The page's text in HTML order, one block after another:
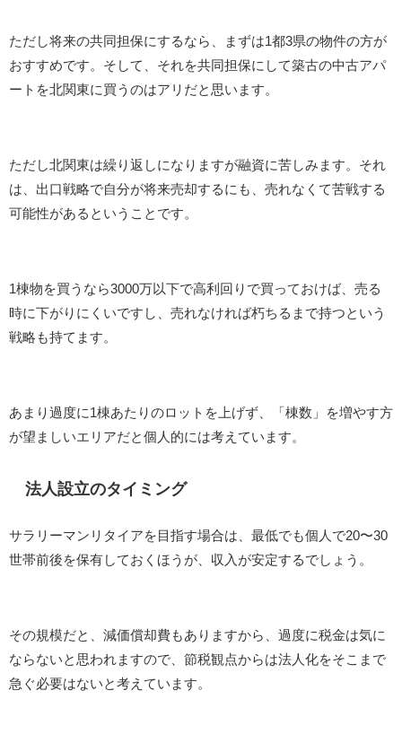
ただし将来の共同担保にするなら、まずは1都3県の物件の方が
おすすめです。そして、それを共同担保にして築古の中古アパ
ートを北関東に買うのはアリだと思います。
ただし北関東は繰り返しになりますが融資に苦しみます。それ
は、出口戦略で自分が将来売却するにも、売れなくて苦戦する
可能性があるということです。
1棟物を買うなら3000万以下で高利回りで買っておけば、売る
時に下がりにくいですし、売れなければ朽ちるまで持つという
戦略も持てます。
あまり過度に1棟あたりのロットを上げず、「棟数」を増やす方
が望ましいエリアだと個人的には考えています。
法人設立のタイミング
サラリーマンリタイアを目指す場合は、最低でも個人で20〜30
世帯前後を保有しておくほうが、収入が安定するでしょう。
その規模だと、減価償却費もありますから、過度に税金は気に
ならないと思われますので、節税観点からは法人化をそこまで
急ぐ必要はないと考えています。